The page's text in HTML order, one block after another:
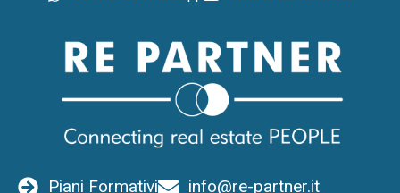
Piani Formativi info@re-partner.it